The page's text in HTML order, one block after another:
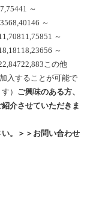
～
～
～
～
この他
入することが可能で
） ご興味のある方、
介させていただきま
。＞＞お問い合わせ